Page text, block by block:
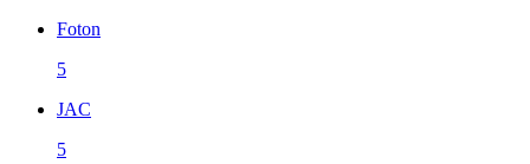
Foton
5
JAC
5